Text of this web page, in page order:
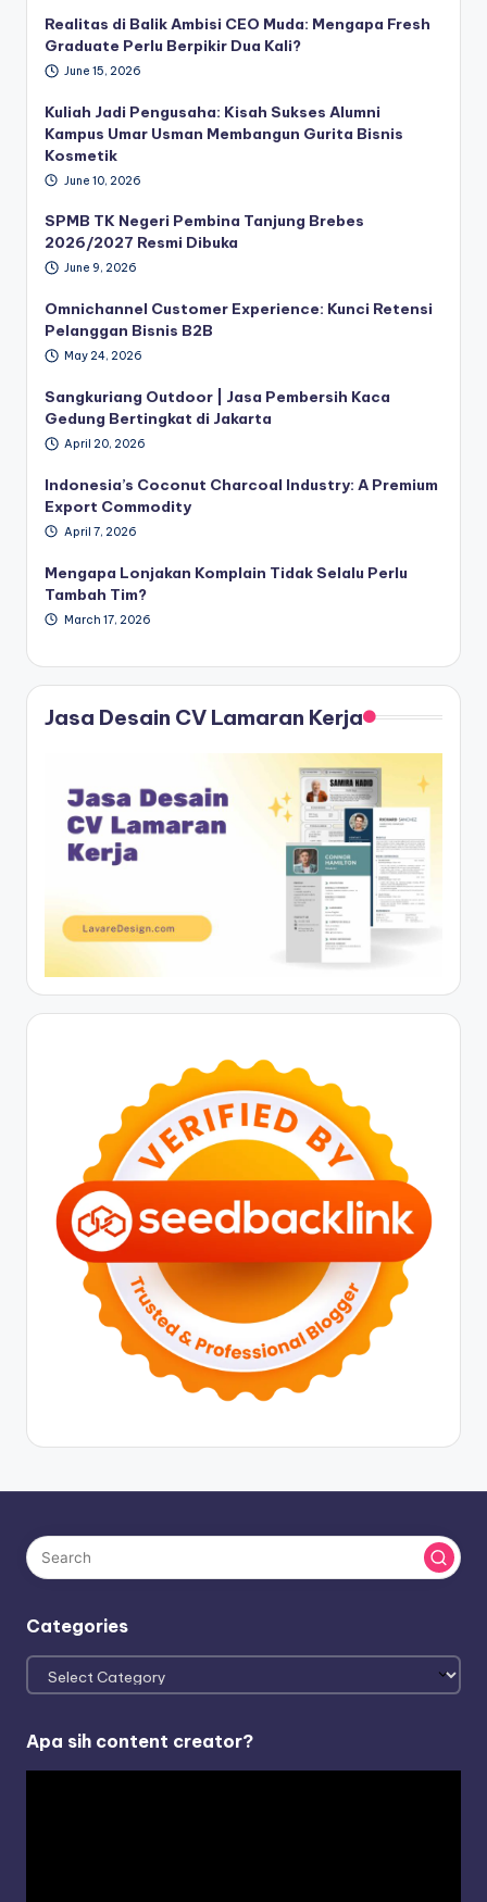
Realitas di Balik Ambisi CEO Muda: Mengapa Fresh
Graduate Perlu Berpikir Dua Kali?
June 15, 2026
Kuliah Jadi Pengusaha: Kisah Sukses Alumni
Kampus Umar Usman Membangun Gurita Bisnis
Kosmetik
June 10, 2026
SPMB TK Negeri Pembina Tanjung Brebes
2026/2027 Resmi Dibuka
June 9, 2026
Omnichannel Customer Experience: Kunci Retensi
Pelanggan Bisnis B2B
May 24, 2026
Sangkuriang Outdoor | Jasa Pembersih Kaca
Gedung Bertingkat di Jakarta
April 20, 2026
Indonesia’s Coconut Charcoal Industry: A Premium
Export Commodity
April 7, 2026
Mengapa Lonjakan Komplain Tidak Selalu Perlu
Tambah Tim?
March 17, 2026
Jasa Desain CV Lamaran Kerja
Categories
Categories
Apa sih content creator?